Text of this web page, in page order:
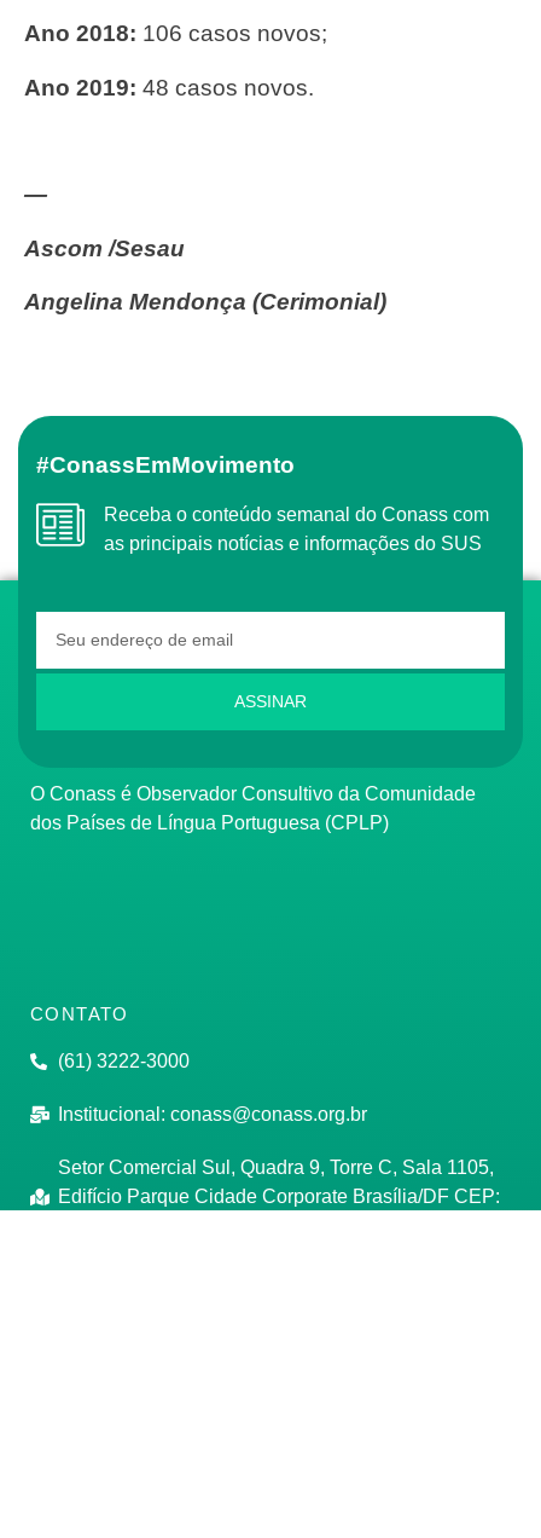
Ano 2018: 106 casos novos;
Ano 2019: 48 casos novos.
—
Ascom /Sesau
Angelina Mendonça (Cerimonial)
#ConassEmMovimento
Receba o conteúdo semanal do Conass com
as principais notícias e informações do SUS
ASSINAR
O Conass é Observador Consultivo da Comunidade
dos Países de Língua Portuguesa (CPLP)
CONTATO
(61) 3222-3000
Institucional: conass@conass.org.br
Setor Comercial Sul, Quadra 9, Torre C, Sala 1105,
Edifício Parque Cidade Corporate Brasília/DF CEP: